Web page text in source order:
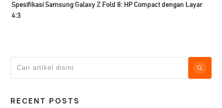
Spesifikasi Samsung Galaxy Z Fold 8: HP Compact dengan Layar
4:3
RECENT POSTS